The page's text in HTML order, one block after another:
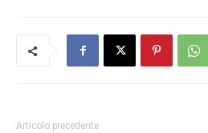
Articolo precedente